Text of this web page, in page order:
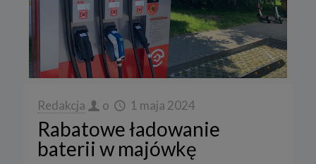
Redakcja o 1 maja 2024
Rabatowe ładowanie
baterii w majówkę